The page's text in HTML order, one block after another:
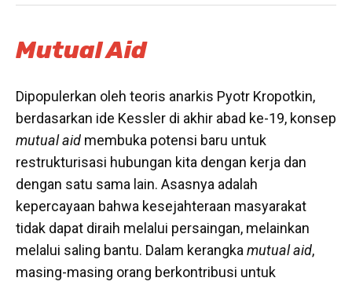
Mutual Aid
Dipopulerkan oleh teoris anarkis Pyotr Kropotkin,
berdasarkan ide Kessler di akhir abad ke-19, konsep
mutual aid membuka potensi baru untuk
restrukturisasi hubungan kita dengan kerja dan
dengan satu sama lain. Asasnya adalah
kepercayaan bahwa kesejahteraan masyarakat
tidak dapat diraih melalui persaingan, melainkan
melalui saling bantu. Dalam kerangkamutual aid,
masing-masing orang berkontribusi untuk